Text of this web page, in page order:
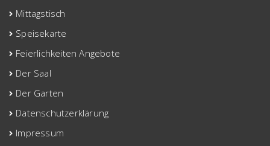
Mittagstisch
Speisekarte
Feierlichkeiten Angebote
Der Saal
Der Garten
Datenschutzerklärung
Impressum